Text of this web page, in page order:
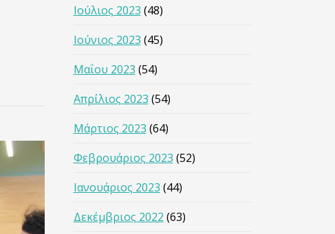
Ιούλιος 2023 (48)
Ιούνιος 2023 (45)
Μαΐου 2023 (54)
Απρίλιος 2023 (54)
Μάρτιος 2023 (64)
Φεβρουάριος 2023 (52)
Ιανουάριος 2023 (44)
Δεκέμβριος 2022 (63)